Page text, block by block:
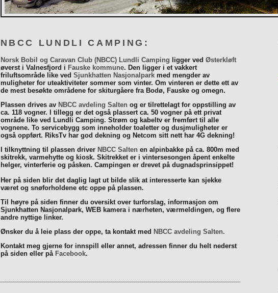
NBCC LUNDLI CAMPING:
Norsk Bobil og Caravan Club (NBCC) Lundli Camping ligger ved Østerkløft
øverst i Valnesfjord i Fauske kommune. Den ligger i et vakkert
friluftsområde like ved Sjunkhatten Nasjonalparkmed mengder av
muligheter for uteaktiviteter sommer som vinter. Om vinteren er dette ett av
de mest besøkte områdene for skiturgåere fra Bodø, Fauske og omegn.
Plassen drives av NBCC avdeling Salten og er tilrettelagt for oppstilling av
ca. 118 vogner. I tillegg er det også plassert ca. 50 vogner på ett privat
område like ved Lundli Camping. Strøm og kabeltv er fremført til alle
vognene. To servicebygg som inneholder toaletter og dusjmuligheter er
også oppført. RiksTv har god dekning og Netcom sitt nett har 4G dekning!
I tilknyttning til plassen driver NBCC Salten en alpinbakke på ca. 800m med
skitrekk, varmehytte og kiosk. Skitrekket er i vintersesongen åpent enkelte
helger, vinterferie og påsken. Campingen er drevet på dugnadsprinsippet!
Her på siden blir det daglig lagt ut bilde slik at interesserte kan sjekke
været og snøforholdene etc oppe på plassen.
Til høyre på siden finner du oversikt over turforslag, informasjon om
Sjunkhatten Nasjonalpark, WEB kamera i nærheten, værmeldingen, og flere
andre nyttige linker.
Ønsker du å leie plass der oppe, ta kontakt med NBCC avdeling Salten.
Kontakt meg gjerne for innspill eller annet, adressen finner du helt nederst
på siden eller på Facebook.